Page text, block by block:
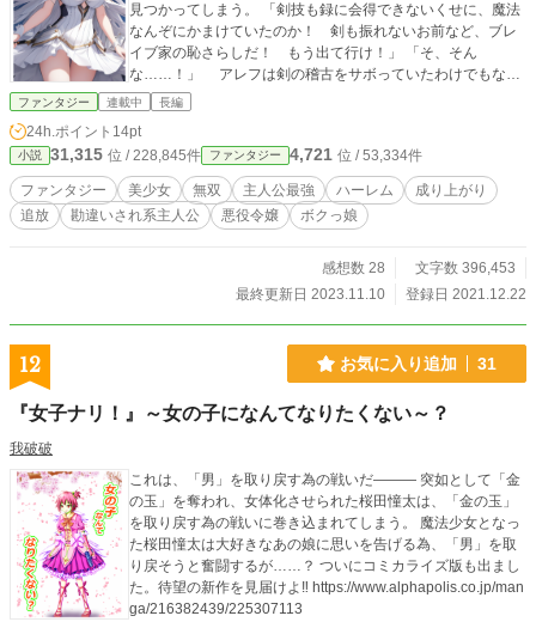
見つかってしまう。 「剣技も録に会得できないくせに、魔法
なんぞにかまけていたのか！ 剣も振れないお前など、ブレ
イブ家の恥さらしだ！ もう出て行け！」 「そ、そん
な……！」 アレフは剣の稽古をサボっていたわけでもな
く、魔法の研究は空いた小さな時間でやっていたのに、ジャ
り『アレフ・ブレイブ』は病死したことにされてしまい、ア
レフは名前すら失ってしまった。 「うっ……」 今までずっ
と住んできた屋敷から追い出され、それによりアレフ――
否、名無しの少年が得たものは不安だけだった。 大粒の涙
をこぼして、追い出された屋敷の近くの森の中で静かに泣い
た。けれど、彼は立ち上がる。 「……行かなきゃ」 ぽつぽ
はもう、アレフじゃないんだ……」 名前を失った少年はた
そうだ。まずは僕が誰なのか、名前をつけないと……僕が僕
は……」 「――ウィズ。そう名乗ろう」 足を止めてい
たウィズはまた歩き出した。その先には何があるのか分から
ないけど、後ろには戻れない。 「……さようなら、アレフ・
ブレイブ」 ウィズは今までの自分に別れを告げると、暗闇
の中に消えていったのだった。 ――物語が動き出すのは、
『ウィズ』と名乗る青年が雑貨店を営み始め、数年後のこと
になる――。
ファンタジー 連載中 長編
24h.ポイント 14pt
小説 31,315 位 / 228,845件 ファンタジー 4,721 位 / 53,334件
ファンタジー 美少女 無双 主人公最強 ハーレム
成り上がり
追放
勘違いされ系主人公 悪役令嬢 ボクっ娘
感想数 28
文字数 396,453
最終更新日 2023.11.10
登録日 2021.12.22
12 お気に入り追加 31
『女子ナリ！』～女の子になんてなりたくない～？
我破破
これは、「男」を取り戻す為の戦いだ――― 突如として「金
の玉」を奪われ、女体化させられた桜田憧太は、「金の玉」
を取り戻す為の戦いに巻き込まれてしまう。 魔法少女となっ
た桜田憧太は大好きなあの娘に思いを告げる為、「男」を取
り戻そうと奮闘するが……？ ついにコミカライズ版も出まし
た。待望の新作を見届けよ‼ https://www.alphapolis.co.jp/man
ga/216382439/225307113